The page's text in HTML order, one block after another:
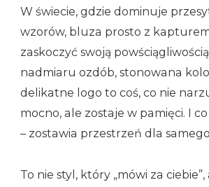
W świecie, gdzie dominuje
wzorów, bluza prosto z
zaskoczyć swoją
nadmiaru ozdób, stonowana
delikatne logo to coś, co nie
mocno, ale zostaje w pamięci. I
– zostawia przestrzeń dla
To nie styl, który „mówi za ciebie”,